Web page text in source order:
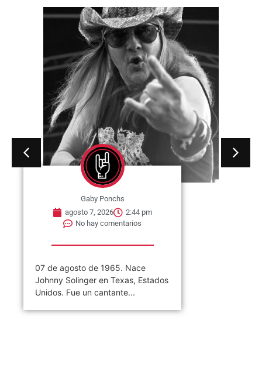
Gaby Ponchs
agosto 7, 2026
2:44 pm
No hay comentarios
07 de agosto de 1965. Nace
Johnny Solinger en Texas, Estados
Unidos. Fue un cantante...